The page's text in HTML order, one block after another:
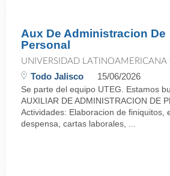
Aux De Administracion De
Personal
UNIVERSIDAD LATINOAMERICANA
Todo Jalisco 15/06/2026
Se parte del equipo UTEG. Estamos
AUXILIAR DE ADMINISTRACION DE
Actividades: Elaboracion de finiquitos,
despensa, cartas laborales, ...